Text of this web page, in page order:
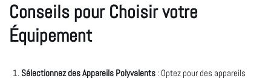
Conseils pour Choisir votre
Équipement
Sélectionnez des Appareils Polyvalents : Optez pour des appareils